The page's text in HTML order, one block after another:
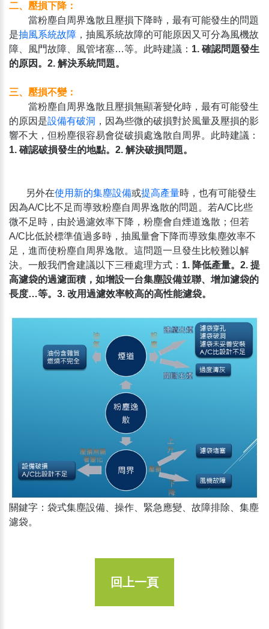
二、壓損下降：
當粉塵自周界逸散且壓損下降時，最有可能發生的問題
是抽風系統故障 ，抽風系統故障的可能原因又可分為風機故
障、風門故障、風管堵塞…等。此時建議： 1. 確認問題發生
的原因。2. 解決系統問題。
三、壓損不變：
當粉塵自周界逸散且壓損無顯著變化時，最有可能發生
的原因是設備有破洞 ，因為些微的破損對於風量及壓損的影
響不大，但粉塵很容易會從破損處逸散自周界。此時建議：
1. 確認破損發生的地點。2. 解決破損問題。
另外在使用新的集塵設備或提高產量時，也有可能發生
因為A/C比不足而導致粉塵自周界逸散的問題。若A/C比些
微不足時，由於過濾效率下降，粉塵會自煙道逸散；但若
A/C比低於標準值過多時，抽風量會下降而導致集塵效率不
足，進而使粉塵自周界逸散。這問題一旦發生比較難以解
決。一般我們會建議以下三種處理方式： 1. 降低產量。2. 提
高濾袋的過濾面積，如增設一台集塵設備並聯、增加濾袋的
長度…等。3. 改用過濾效率較高的高性能濾袋。
關鍵字：袋式集塵設備、操作、緊急應變、故障排除、集塵
濾袋。
回上一頁